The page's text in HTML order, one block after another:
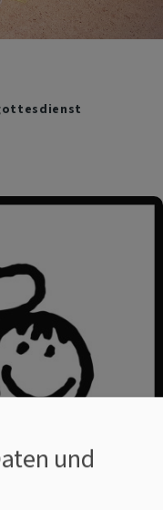
und